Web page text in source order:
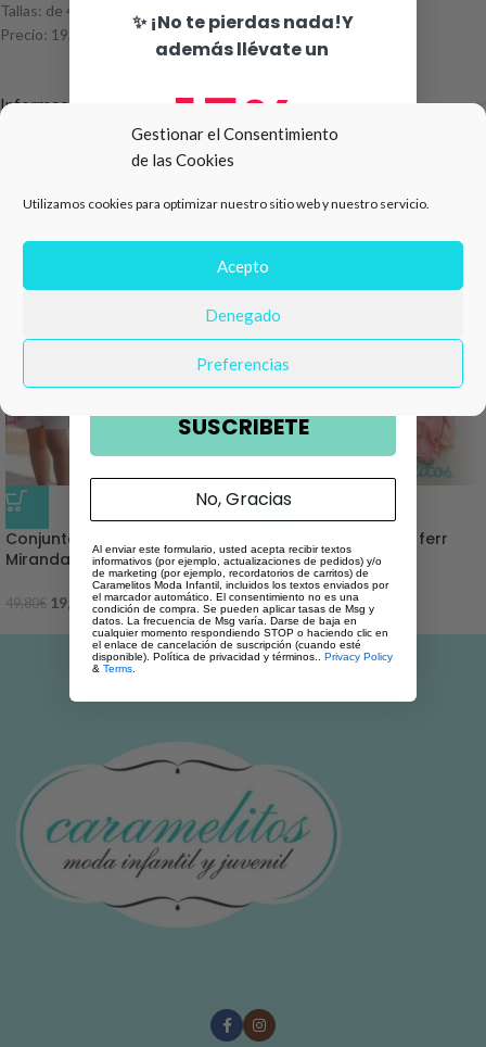
Gestionar el Consentimiento
de las Cookies
Utilizamos cookies para optimizar nuestro sitio web y nuestro servicio.
Acepto
Denegado
Preferencias
Tallas: de 4 a 12 años
Precio: 19,90 €
Información adicional
Productos relacionados
-60%
Conjunto niño 244/2/3
Miranda
49,80€ 19,99 €
-54%
Jesusito velero baby ferr
32,90€ 14,99€
✨ ¡No te pierdas nada!Y
además llévate un
15%
compra 🛍️
Número de teléfono
Email
SUSCRIBETE
No, Gracias
Al enviar este formulario, usted acepta recibir textos
informativos (por ejemplo, actualizaciones de pedidos) y/o
de marketing (por ejemplo, recordatorios de carritos) de
Caramelitos Moda Infantil, incluidos los textos enviados por
el marcador automático. El consentimiento no es una
condición de compra. Se pueden aplicar tasas de Msg y
datos. La frecuencia de Msg varía. Darse de baja en
cualquier momento respondiendo STOP o haciendo clic en
el enlace de cancelación de suscripción (cuando esté
disponible). Política de privacidad y términos.. Privacy Policy
& Terms